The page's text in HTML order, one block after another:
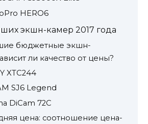
HERO6
экшн-камер 2017 года
бюджетные экшн-
ли качество от цены?
XTC244
SJ6 Legend
DiCam 72C
цена: соотношение цена-